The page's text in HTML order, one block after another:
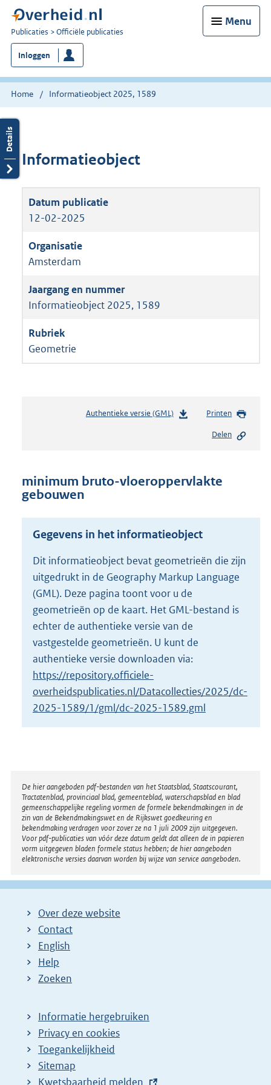
Menu
U
bent
nu
hier:
Publicaties Officiële publicaties
Inloggen
Home Informatieobject 2025, 1589
Informatieobject
12-02-2025
Amsterdam
Informatieobject 2025, 1589
Geometrie
Authentieke versie (GML)b
n
o
t
t
e
:
2
K
b
Printen
Delen
minimum bruto-vloeroppervlakte
gebouwen
Gegevens in het informatieobject
Dit informatieobject bevat geometrieën die zijn
uitgedrukt in de Geography Markup Language
(GML). Deze pagina toont voor u de
geometrieën op de kaart. Het GML-bestand is
echter de authentieke versie van de
vastgestelde geometrieën. U kunt de
authentieke versie downloaden via:
https://repository.officiele-
overheidspublicaties.nl/Datacollecties/2025/dc-
2025-1589/1/gml/dc-2025-1589.gml
Disclaimer
De hier aangeboden pdf-bestanden van het Staatsblad, Staatscourant,
Tractatenblad, provinciaal blad, gemeenteblad, waterschapsblad en blad
gemeenschappelijke regeling vormen de formele bekendmakingen in de
zin van de Bekendmakingswet en de Rijkswet goedkeuring en
bekendmaking verdragen voor zover ze na 1 juli 2009 zijn uitgegeven.
Voor pdf-publicaties van vóór deze datum geldt dat alleen de in papieren
vorm uitgegeven bladen formele status hebben; de hier aangeboden
elektronische versies daarvan worden bij wijze van service aangeboden.
Over deze website
Contact
English
Help
Zoeken
Informatie hergebruiken
Privacy en cookies
Toegankelijkheid
Sitemap
E
Kwetsbaarheid melden